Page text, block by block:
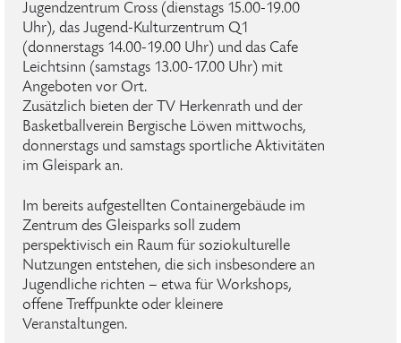
Jugendzentrum Cross (dienstags 15.00-19.00
Uhr), das Jugend-Kulturzentrum Q1
(donnerstags 14.00-19.00 Uhr) und das Cafe
Leichtsinn (samstags 13.00-17.00 Uhr) mit
Angeboten vor Ort.
Zusätzlich bieten der TV Herkenrath und der
Basketballverein Bergische Löwen mittwochs,
donnerstags und samstags sportliche Aktivitäten
im Gleispark an.
Im bereits aufgestellten Containergebäude im
Zentrum des Gleisparks soll zudem
perspektivisch ein Raum für soziokulturelle
Nutzungen entstehen, die sich insbesondere an
Jugendliche richten – etwa für Workshops,
offene Treffpunkte oder kleinere
Veranstaltungen.